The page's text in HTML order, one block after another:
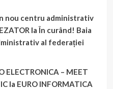
nou centru administrativ
laÎn curând! Baia
al federației
ELECTRONICA – MEET
la EURO INFORMATICA